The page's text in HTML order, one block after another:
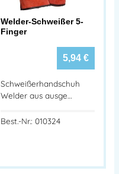
Welder-Schweißer 5-
Finger
5,94 €
Schweißerhandschuh
Welder aus ausge…
Best.-Nr.: 010324